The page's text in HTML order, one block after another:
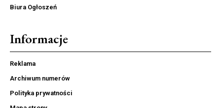
Biura Ogłoszeń
Informacje
Reklama
Archiwum numerów
Polityka prywatności